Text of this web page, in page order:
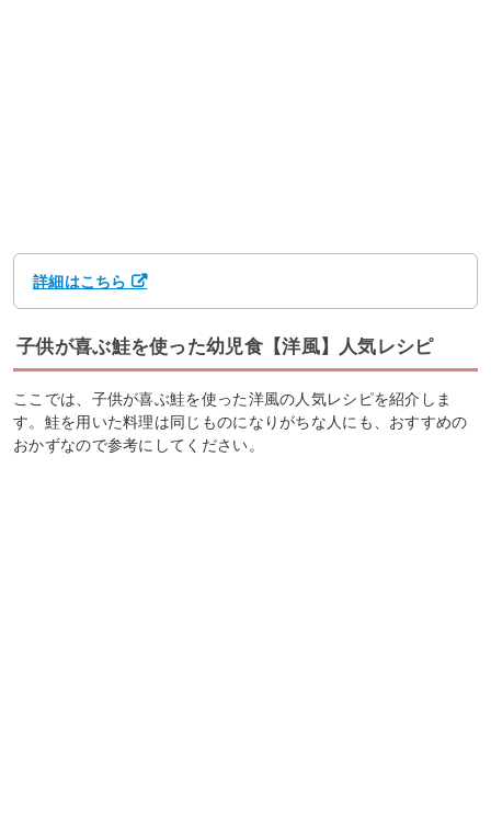
詳細はこちら
子供が喜ぶ鮭を使った幼児食【洋風】人気レシピ
ここでは、子供が喜ぶ鮭を使った洋風の人気レシピを紹介しま
す。鮭を用いた料理は同じものになりがちな人にも、おすすめの
おかずなので参考にしてください。